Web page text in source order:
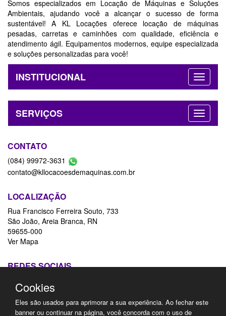
KL LOCAÇÕES DE MÁQUINAS
Somos especializados em Locação de Máquinas e Soluções
Ambientais, ajudando você a alcançar o sucesso de forma
sustentável! A KL Locações oferece locação de máquinas
pesadas, carretas e caminhões com qualidade, eficiência e
atendimento ágil. Equipamentos modernos, equipe especializada
INSTITUCIONAL
SERVIÇOS
(084) 99972-3631
contato@kllocacoesdemaquinas.com.br
LOCALIZAÇÃO
São João, Areia Branca, RN
Ver Mapa
REDES SOCIAIS
Cookies
Eles são usados para aprimorar a sua experiência. Ao fechar este
banner ou continuar na página, você concorda com o uso de